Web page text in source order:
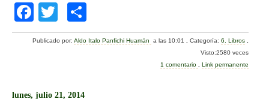
F
a
b
wi
tt
o
m
Publicado por:Aldo Italo Panfichi Huamán a las 10:01 .Categoría:6. Libros
Visto:2580 veces
1 comentario
Link permanente
lunes, julio 21, 2014